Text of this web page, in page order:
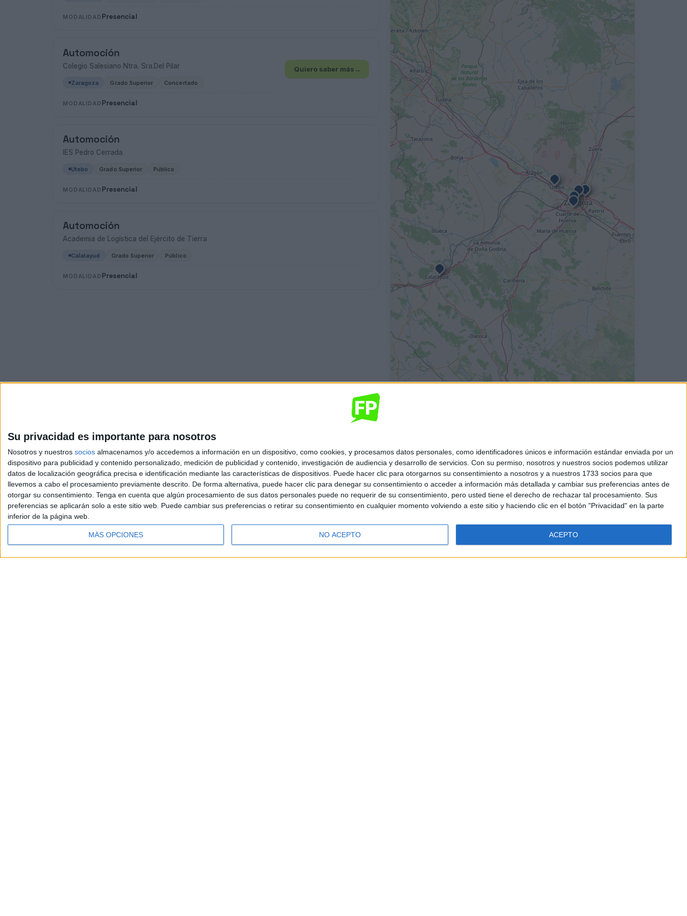
Su privacidad es importante para nosotros
Nosotros y nuestros socios almacenamos y/o accedemos a información en un dispositivo, como cookies, y procesamos datos personales, como identificadores únicos e información estándar enviada por un
dispositivo para publicidad y contenido personalizado, medición de publicidad y contenido, investigación de audiencia y desarrollo de servicios. Con su permiso, nosotros y nuestros socios podemos utilizar
datos de localización geográfica precisa e identificación mediante las características de dispositivos. Puede hacer clic para otorgarnos su consentimiento a nosotros y a nuestros 1733 socios para que
llevemos a cabo el procesamiento previamente descrito. De forma alternativa, puede hacer clic para denegar su consentimiento o acceder a información más detallada y cambiar sus preferencias antes de
otorgar su consentimiento. Tenga en cuenta que algún procesamiento de sus datos personales puede no requerir de su consentimiento, pero usted tiene el derecho de rechazar tal procesamiento. Sus
preferencias se aplicarán solo a este sitio web. Puede cambiar sus preferencias o retirar su consentimiento en cualquier momento volviendo a este sitio y haciendo clic en el botón "Privacidad" en la parte
inferior de la página web.
MÁS OPCIONES NO ACEPTO ACEPTO
MODALIDAD Presencial
Automoción
Colegio Salesiano Ntra. Sra.Del Pilar
Zaragoza Grado Superior Concertado
MODALIDAD Presencial
Quiero saber más →
Automoción
IES Pedro Cerrada
Utebo Grado Superior Público
MODALIDAD Presencial
Automoción
Academia de Logística del Ejército de Tierra
Calatayud Grado Superior Público
MODALIDAD Presencial